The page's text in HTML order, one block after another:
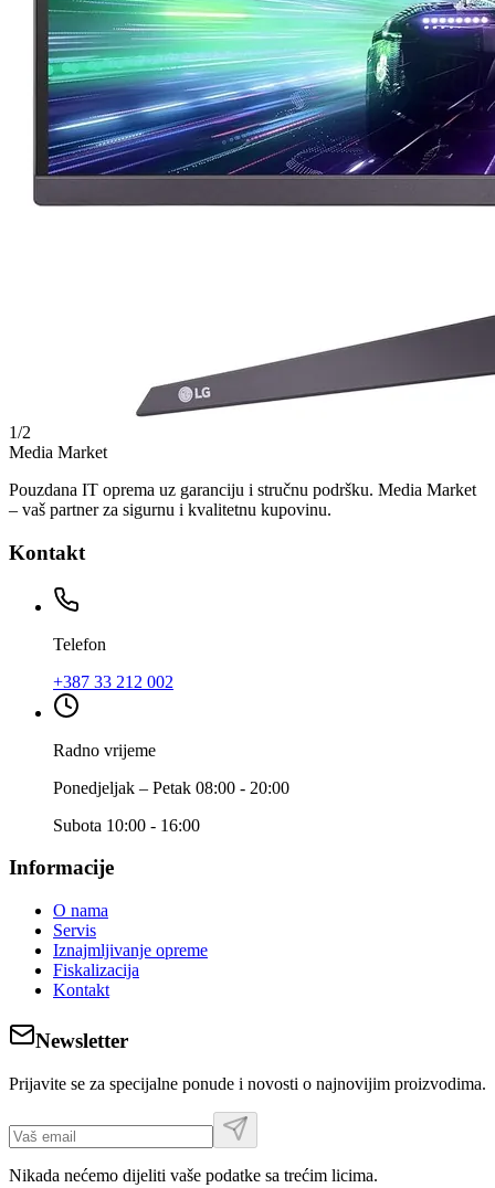
1/2
Media Market
Pouzdana IT oprema uz garanciju i stručnu podršku. Media Market
– vaš partner za sigurnu i kvalitetnu kupovinu.
Kontakt
Telefon
+387 33 212 002
Radno vrijeme
Ponedjeljak – Petak 08:00 - 20:00
Subota 10:00 - 16:00
Informacije
O nama
Servis
Iznajmljivanje opreme
Fiskalizacija
Kontakt
Newsletter
Prijavite se za specijalne ponude i novosti o najnovijim proizvodima.
Nikada nećemo dijeliti vaše podatke sa trećim licima.